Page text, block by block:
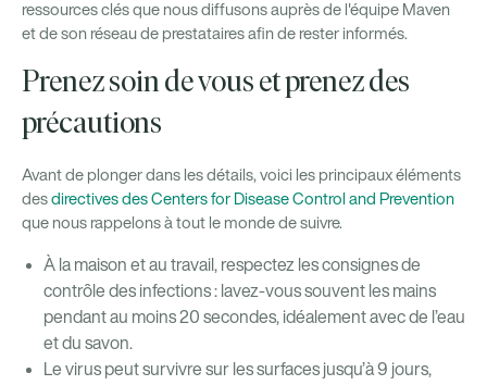
ressources clés que nous diffusons auprès de l'équipe Maven
et de son réseau de prestataires afin de rester informés.
Prenez soin de vous et prenez des
précautions
Avant de plonger dans les détails, voici les principaux éléments
desdirectives des Centers for Disease Control and Prevention
que nous rappelons à tout le monde de suivre.
À la maison et au travail, respectez les consignes de
contrôle des infections : lavez-vous souvent les mains
pendant au moins 20 secondes, idéalement avec de l’eau
et du savon.
Le virus peut survivre sur les surfaces jusqu’à 9 jours,